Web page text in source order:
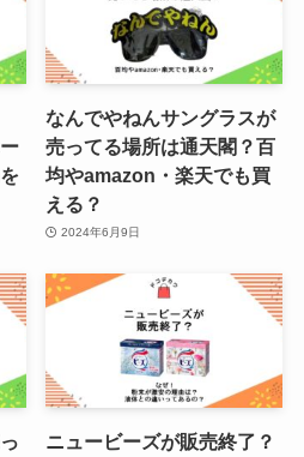
なんでやねんサングラスが
売ってる場所は通天閣？百
均やamazon・楽天でも買
える？
2024年6月9日
ニュービーズが販売終了？